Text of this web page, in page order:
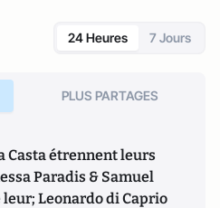
24 Heures 7 Jours
PLUS PARTAGES
Casta étrennent leurs
Paradis & Samuel
Leonardo di Caprio